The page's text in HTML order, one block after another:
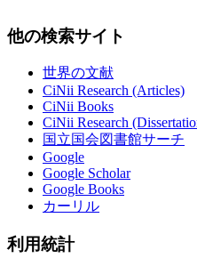
他の検索サイト
世界の文献
CiNii Research (Articles)
CiNii Books
CiNii Research
国立国会図書館サーチ
Google
Google Scholar
Google Books
カーリル
利用統計